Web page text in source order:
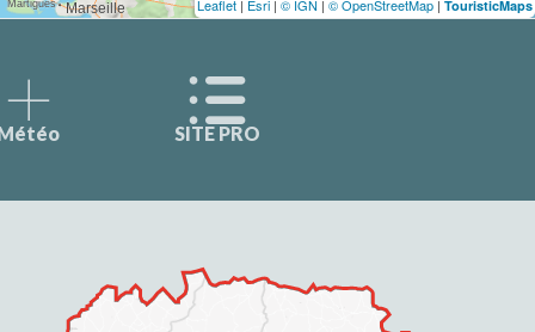
Leaflet | Esri | © IGN | © OpenStreetMap | TouristicMaps
SITE PRO